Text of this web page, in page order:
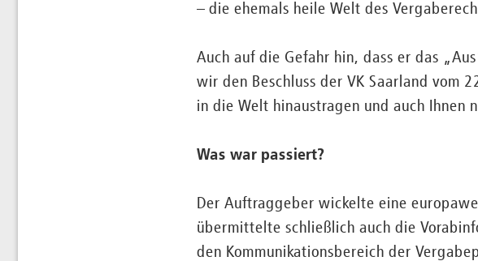
– die ehemals heile Welt des
Auch auf die Gefahr hin, dass er das
wir den Beschluss der VK Saarland vom
in die Welt hinaustragen und auch Ihnen
Was war passiert?
Der Auftraggeber wickelte eine
übermittelte schließlich auch die
den Kommunikationsbereich der